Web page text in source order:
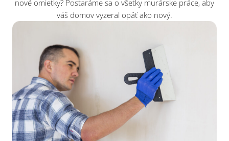
nové omietky? Postaráme sa o všetky murárske práce, aby
váš domov vyzeral opäť ako nový.